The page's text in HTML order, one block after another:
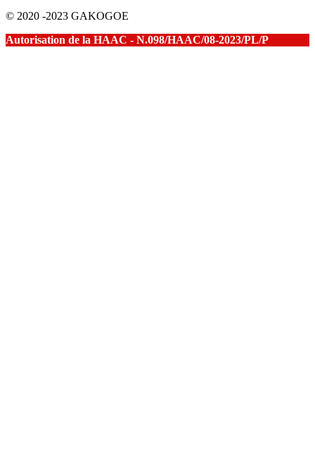
© 2020 -2023 GAKOGOE
Autorisation de la HAAC - N.098/HAAC/08-2023/PL/P